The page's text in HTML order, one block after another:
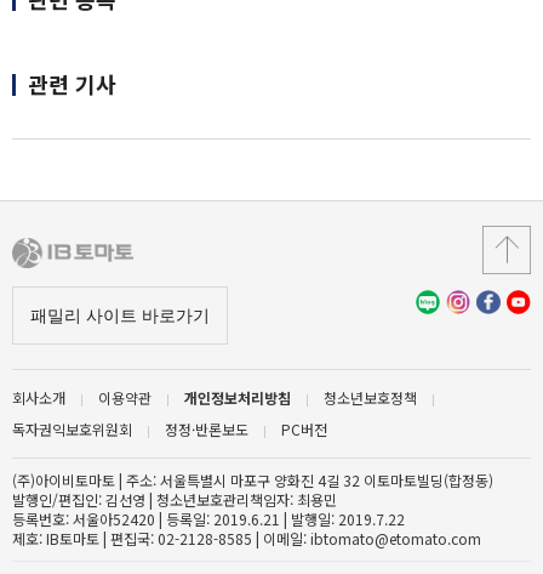
관련 기사
회사소개 이용약관 개인정보처리방침
청소년보호정책
독자권익보호위원회
정정·반론보도 PC버전
(주)아이비토마토 | 주소: 서울특별시 마포구 양화진 4길 32 이토마토빌딩(합정동)
발행인/편집인: 김선영 | 청소년보호관리책임자: 최용민
등록번호: 서울아52420 | 등록일: 2019.6.21 | 발행일: 2019.7.22
제호: IB토마토 | 편집국: 02-2128-8585 | 이메일: ibtomato@etomato.com